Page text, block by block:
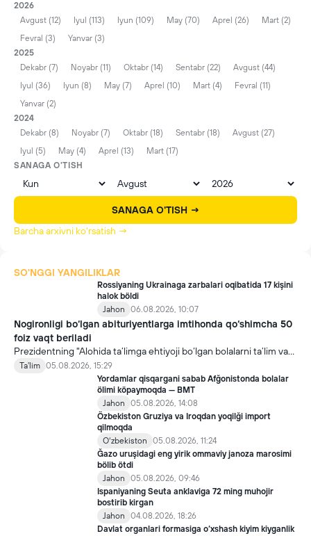
2026
Avgust (12)
Iyul (113) Iyun (109) May (70) Aprel (26)
Mart (2)
Fevral (3)
Yanvar (3)
2025
Dekabr (7)
Noyabr (11) Oktabr (14) Sentabr (22)
Avgust (44)
Iyul (36)
Iyun (8) May (7) Aprel (10) Mart (4)
Fevral (11)
Yanvar (2)
2024
Dekabr (8)
Noyabr (7) Oktabr (18) Sentabr (18)
Avgust (27)
Iyul (5)
May (4) Aprel (13)
Mart (17)
SANAGA O'TISH
SANAGA O'TISH →
Barcha arxivni ko'rsatish →
SO'NGGI YANGILIKLAR
Rossiyaning Ukrainaga zarbalari oqibatida 17 kişini
halok böldi
Jahon
06.08.2026, 10:07
Nogironligi bo‘lgan abituriyentlarga imtihonda qo‘shimcha 50
foiz vaqt beriladi
Prezidentning "Alohida ta’limga ehtiyoji bo‘lgan bolalarni ta’lim va
ijtimoiy xizmatlar bilan qamrab olish tizimini takomillashtirish
bo‘yicha qo‘shimcha chora-tadbirlar to‘g‘risida"gi qarori bilan
inklyuziv ta’lim sohasida qator yangi mexanizmlar joriy etilmoqda.
Ta'lim 05.08.2026, 15:29
Yordamlar qisqargani sabab Afğonistonda bolalar
ölimi köpaymoqda — BMT
Jahon
05.08.2026, 14:08
Özbekiston Gruziya va Iroqdan yoqilği import
qilmoqda
Oʻzbekiston
05.08.2026, 11:24
Ğazo uruşidagi eng yirik ommaviy janoza marosimi
bölib ötdi
Jahon
05.08.2026, 09:46
Ispaniyaning Seuta anklaviga 72 ming muhojir
bostirib kirgan
Jahon
04.08.2026, 18:26
Davlat organlari formasiga o‘xshash kiyim kiyganlik